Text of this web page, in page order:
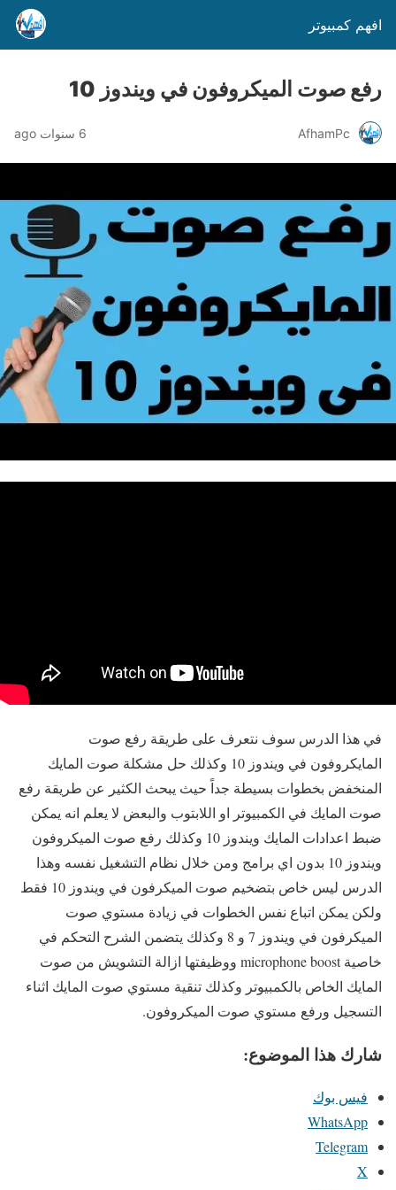
افهم كمبيوتر
رفع صوت الميكروفون في ويندوز 10
AfhamPc 6 سنوات ago
في هذا الدرس سوف نتعرف على طريقة رفع صوت
المايكروفون في ويندوز 10 وكذلك حل مشكلة صوت المايك
المنخفض بخطوات بسيطة جداً حيث يبحث الكثير عن طريقة رفع
صوت المايك في الكمبيوتر او اللابتوب والبعض لا يعلم انه يمكن
ضبط اعدادات المايك ويندوز 10 وكذلك رفع صوت الميكروفون
ويندوز 10 بدون اي برامج ومن خلال نظام التشغيل نفسه وهذا
الدرس ليس خاص بتضخيم صوت الميكرفون في ويندوز 10 فقط
ولكن يمكن اتباع نفس الخطوات في زيادة مستوي صوت
الميكرفون في ويندوز 7 و 8 وكذلك يتضمن الشرح التحكم في
خاصية microphone boost ووظيفتها ازالة التشويش من صوت
المايك الخاص بالكمبيوتر وكذلك تنقية مستوي صوت المايك اثناء
التسجيل ورفع مستوي صوت الميكروفون.
شارك هذا الموضوع:
فيس بوك
WhatsApp
Telegram
X